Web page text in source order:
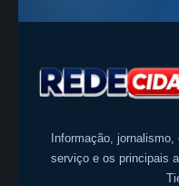
Informação,
serviço e os principais